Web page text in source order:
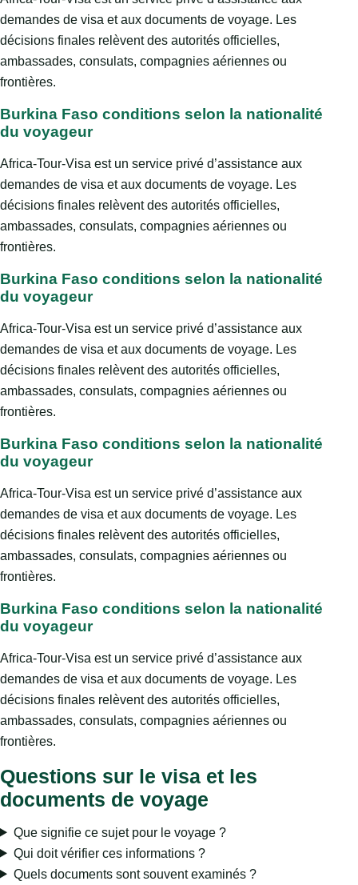
demandes de visa et aux documents de voyage. Les
décisions finales relèvent des autorités officielles,
ambassades, consulats, compagnies aériennes ou
frontières.
Burkina Faso conditions selon la nationalité
du voyageur
Africa-Tour-Visa est un service privé d’assistance aux
demandes de visa et aux documents de voyage. Les
décisions finales relèvent des autorités officielles,
ambassades, consulats, compagnies aériennes ou
frontières.
Burkina Faso conditions selon la nationalité
du voyageur
Africa-Tour-Visa est un service privé d’assistance aux
demandes de visa et aux documents de voyage. Les
décisions finales relèvent des autorités officielles,
ambassades, consulats, compagnies aériennes ou
frontières.
Burkina Faso conditions selon la nationalité
du voyageur
Africa-Tour-Visa est un service privé d’assistance aux
demandes de visa et aux documents de voyage. Les
décisions finales relèvent des autorités officielles,
ambassades, consulats, compagnies aériennes ou
frontières.
Burkina Faso conditions selon la nationalité
du voyageur
Africa-Tour-Visa est un service privé d’assistance aux
demandes de visa et aux documents de voyage. Les
décisions finales relèvent des autorités officielles,
ambassades, consulats, compagnies aériennes ou
frontières.
Questions sur le visa et les
documents de voyage
Que signifie ce sujet pour le voyage ?
Qui doit vérifier ces informations ?
Quels documents sont souvent examinés ?